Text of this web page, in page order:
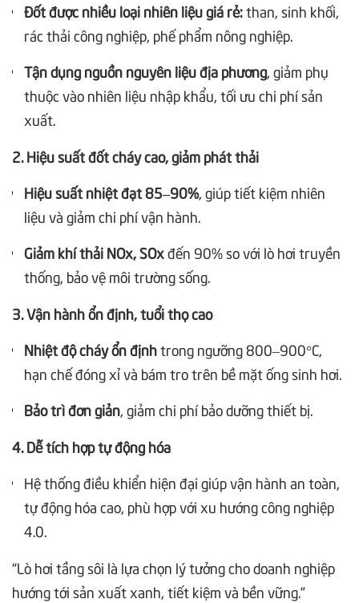
Đốt được nhiều loại nhiên liệu giá rẻ:than, sinh khối,
rác thải công nghiệp, phế phẩm nông nghiệp.
Tận dụng nguồn nguyên liệu địa phương, giảm phụ
thuộc vào nhiên liệu nhập khẩu, tối ưu chi phí sản
xuất.
2. Hiệu suất đốt cháy cao, giảm phát thải
Hiệu suất nhiệt đạt 85–90%, giúp tiết kiệm nhiên
liệu và giảm chi phí vận hành.
Giảm khí thải NOx, SOxđến 90% so với lò hơi truyền
thống, bảo vệ môi trường sống.
3. Vận hành ổn định, tuổi thọ cao
Nhiệt độ cháy ổn địnhtrong ngưỡng 800–900°C,
hạn chế đóng xỉ và bám tro trên bề mặt ống sinh hơi.
Bảo trì đơn giản, giảm chi phí bảo dưỡng thiết bị.
4. Dễ tích hợp tự động hóa
Hệ thống điều khiển hiện đại giúp vận hành an toàn,
tự động hóa cao, phù hợp với xu hướng công nghiệp
4.0.
“Lò hơi tầng sôi là lựa chọn lý tưởng cho doanh nghiệp
hướng tới sản xuất xanh, tiết kiệm và bền vững.”